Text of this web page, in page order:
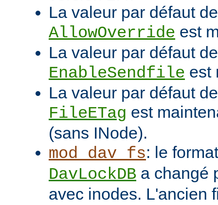
La valeur par défaut
AllowOverride est
La valeur par défaut
EnableSendfile est
La valeur par défaut
FileETag est
(sans INode).
mod_dav_fs: le
DavLockDB a changé
avec inodes. L'ancien